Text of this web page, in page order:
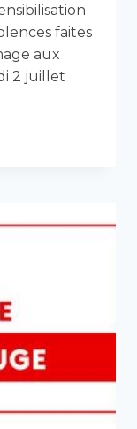
faites
aux
2 juillet